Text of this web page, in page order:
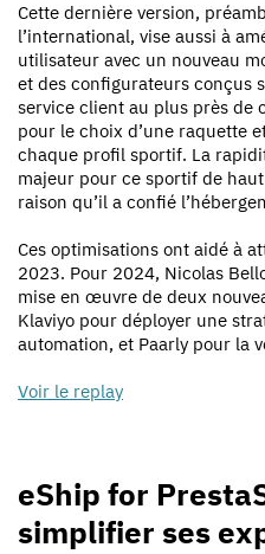
Cette dernière version,
l’international, vise aussi à
utilisateur avec un nouveau
et des configurateurs conçus
service client au plus près de
pour le choix d’une raquette
chaque profil sportif. La
majeur pour ce sportif de
raison qu’il a confié
Ces optimisations ont aidé à
2023. Pour 2024, Nicolas
mise en œuvre de deux
Klaviyo pour déployer une
automation, et Paarly pour la
Voir le replay
eShip for
simplifier ses